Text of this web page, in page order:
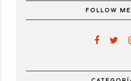
FOLLOW